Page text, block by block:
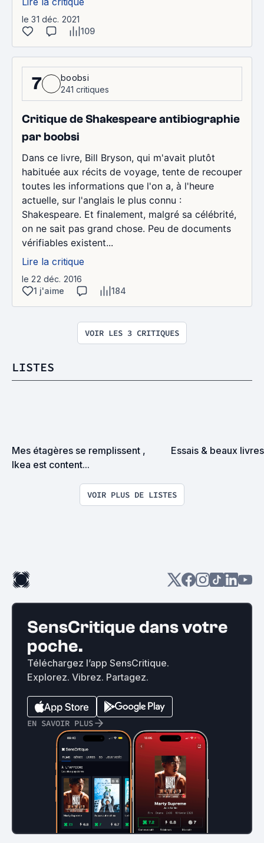
le 31 déc. 2021
109
7
boobsi
241 critiques
Critique de Shakespeare antibiographie
par boobsi
Dans ce livre, Bill Bryson, qui m'avait plutôt
habituée aux récits de voyage, tente de recouper
toutes les informations que l'on a, à l'heure
actuelle, sur l'anglais le plus connu :
Shakespeare. Et finalement, malgré sa célébrité,
on ne sait pas grand chose. Peu de documents
vérifiables existent...
Lire la critique
le 22 déc. 2016
1 j'aime
184
VOIR LES 3 CRITIQUES
LISTES
Mes étagères se remplissent ,
Ikea est content...
Essais & beaux livres
VOIR PLUS DE LISTES
SensCritique dans votre
poche.
Téléchargez l’app SensCritique.
Explorez. Vibrez. Partagez.
EN SAVOIR PLUS